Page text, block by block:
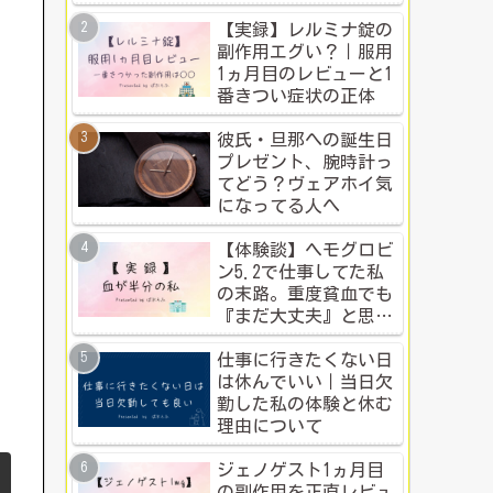
ち？本音比較！
【実録】レルミナ錠の
副作用エグい？｜服用
1ヵ月目のレビューと1
番きつい症状の正体
彼氏・旦那への誕生日
プレゼント、腕時計っ
てどう？ヴェアホイ気
になってる人へ
【体験談】ヘモグロビ
ン5.2で仕事してた私
の末路。重度貧血でも
『まだ大丈夫』と思う
人のための警告
仕事に行きたくない日
は休んでいい｜当日欠
勤した私の体験と休む
理由について
ジェノゲスト1ヵ月目